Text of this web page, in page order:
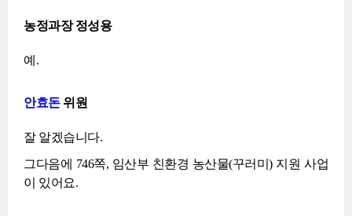
농정과장 정성용
예.
안효돈위원
잘 알겠습니다.
그다음에 746쪽, 임산부 친환경 농산물(꾸러미) 지원 사업
이 있어요.